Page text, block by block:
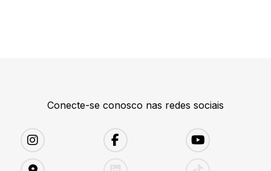
Conecte-se conosco nas redes sociais